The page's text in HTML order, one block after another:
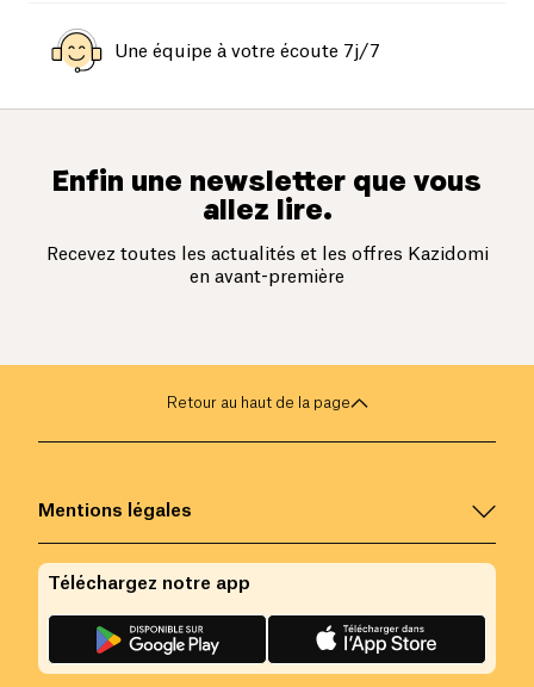
Une équipe à votre écoute 7j/7
Enfin une newsletter que vous
allez lire.
Recevez toutes les actualités et les offres Kazidomi
en avant-première
Retour au haut de la page
Mentions légales
Téléchargez notre app